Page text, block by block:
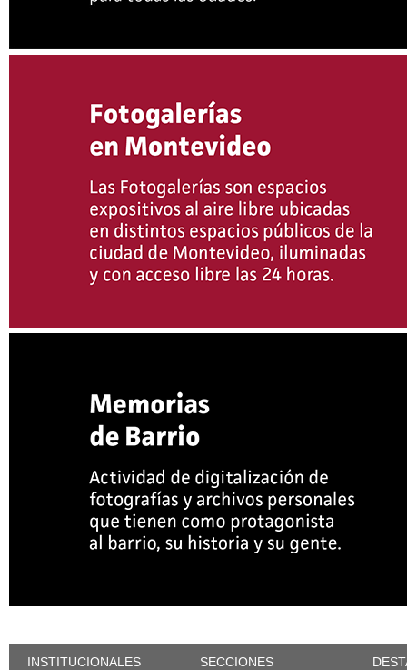
INSTITUCIONALES SECCIONES